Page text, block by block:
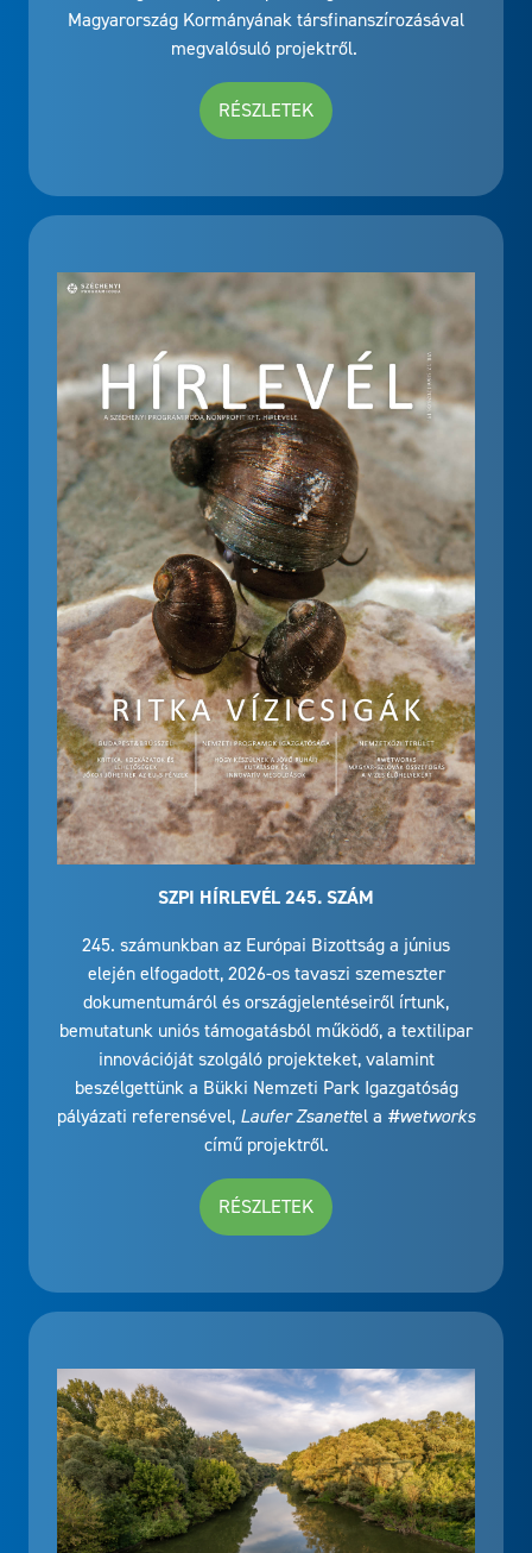
Magyarország Kormányának társfinanszírozásával
megvalósuló projektről.
RÉSZLETEK
SZPI HÍRLEVÉL 245. SZÁM
245. számunkban az Európai Bizottság a június
elején elfogadott, 2026-os tavaszi szemeszter
dokumentumáról és országjelentéseiről írtunk,
bemutatunk uniós támogatásból működő, a textilipar
innovációját szolgáló projekteket, valamint
beszélgettünk a Bükki Nemzeti Park Igazgatóság
pályázati referensével, Laufer Zsanettel a #wetworks
című projektről.
RÉSZLETEK